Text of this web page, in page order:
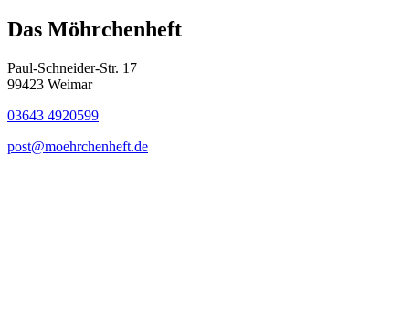
Das Möhrchenheft
Paul-Schneider-Str. 17
99423 Weimar
03643 4920599
post@moehrchenheft.de